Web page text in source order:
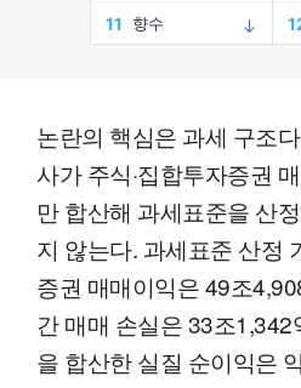
논란의 핵심은 과세 구조
사가 주식·집합투자증권
만 합산해 과세표준을 산
지 않는다. 과세표준 산정
증권 매매이익은 49조
간 매매 손실은 33조1,342
을 합산한 실질 순이익은